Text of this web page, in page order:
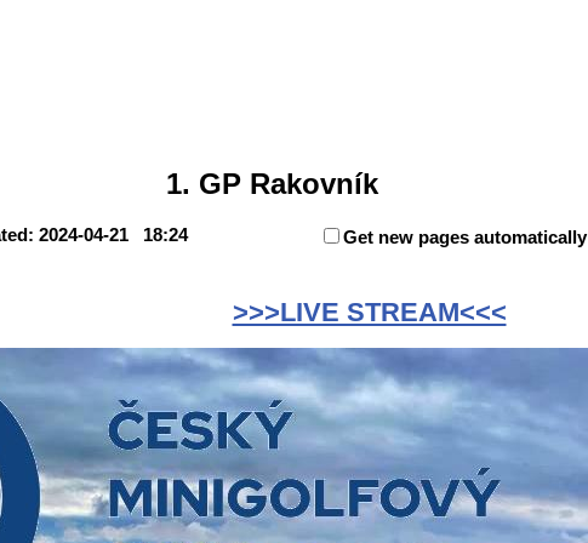
1. GP Rakovník
2024-04-21 18:24 Get new pages automatically
>>>LIVE STREAM<<<